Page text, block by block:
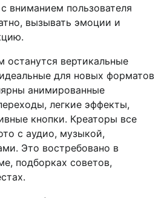
вниманием пользователя
вызывать эмоции и
останутся вертикальные
для новых форматов
анимированные
легкие эффекты,
кнопки. Креаторы все
с аудио, музыкой,
Это востребовано в
подборках советов,